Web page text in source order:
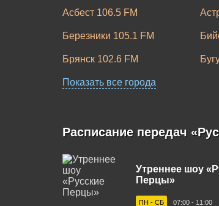
Асбест 106.5 FM
Березники 105.1 FM
Брянск 102.6 FM
Великие Луки 101.6 FM
Воркута 102.7 FM
Димитровград 100.4 FM
Златоуст 88.1 FM
Казань 90.7 FM
Показать все города
Расписание передач
Утреннее шоу
Перцы»
ПН - СБ 07:00 - 11:00